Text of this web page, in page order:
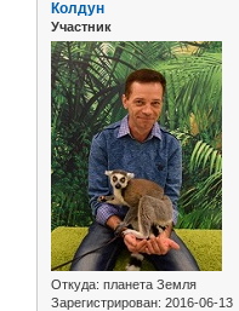
Колдун
Участник
Откуда: планета Земля
Зарегистрирован: 2016-06-13